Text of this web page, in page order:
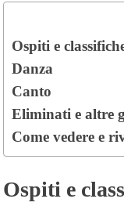
Ospiti e
Danza
Canto
Eliminati e altre
Come vedere e
Ospiti e